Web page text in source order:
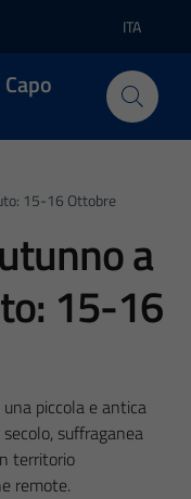
Lingua
ITA
15-16 Ottobre
a
15-16
piccola e antica
suffraganea
territorio
remote.